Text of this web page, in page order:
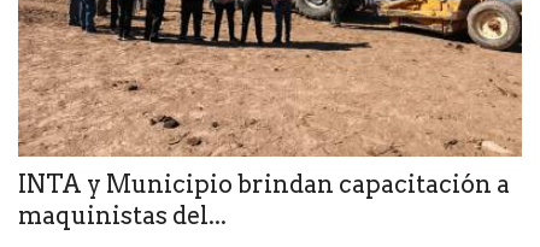
INTA y Municipio brindan capacitación a
maquinistas del...